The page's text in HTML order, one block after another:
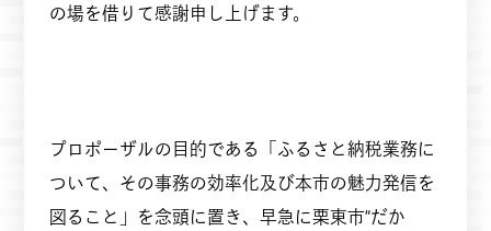
の場を借りて感謝申し上げます。
プロポーザルの目的である「ふるさと納税業務に
ついて、その事務の効率化及び本市の魅力発信を
図ること」を念頭に置き、早急に栗東市“だか